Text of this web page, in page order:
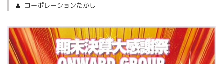
コーポレーションたかし